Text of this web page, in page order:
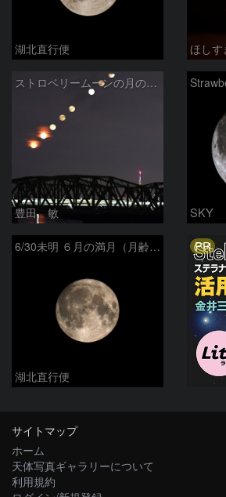
湖北直行便 ほしす
ストロベリームーンの月の出 2026/6/30
豊田 敏 SKY
6/30未明 ６月の満月（月齢14.5）
湖北直行便
PR
サイトマップ
ホーム
天体写真ギャラリーについて
利用規約